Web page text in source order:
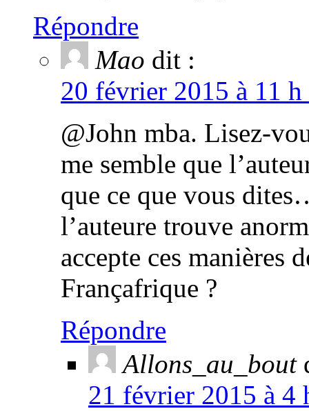
Répondre
Mao dit :
20 février 2015 à 11
@John mba. Lisez-
me semble que
que ce que vous
l’auteure trouve
accepte ces
Françafrique ?
Répondre
Allons_au_bout
21 février 2015 à 4